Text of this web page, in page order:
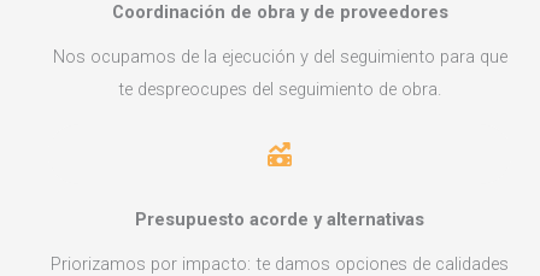
Coordinación de obra y de proveedores
Nos ocupamos de la ejecución y del seguimiento para que
te despreocupes del seguimiento de obra.
Presupuesto acorde y alternativas
Priorizamos por impacto: te damos opciones de calidades